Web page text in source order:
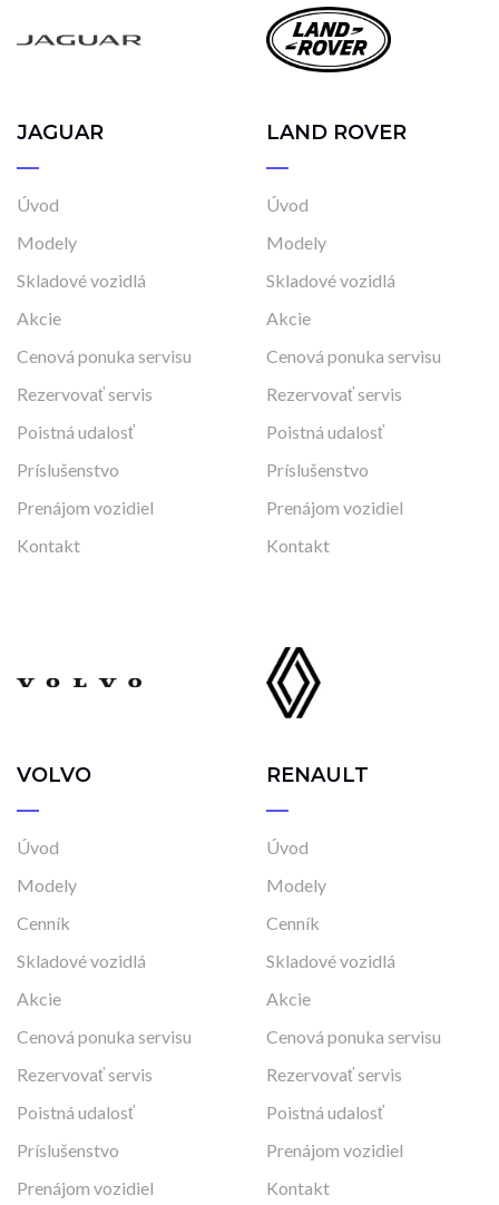
Rok výroby
Cena
52 890 €
Skladom
Vo výrobe
Vo výrobe, s možnosťou meniť konfiguráciu
JAGUAR
Úvod
Modely
Skladové vozidlá
Akcie
Cenová ponuka servisu
Rezervovať servis
Poistná udalosť
Príslušenstvo
Prenájom vozidiel
Kontakt
LAND ROVER
Úvod
Modely
Skladové vozidlá
Akcie
Cenová ponuka servisu
Rezervovať servis
Poistná udalosť
Príslušenstvo
Prenájom vozidiel
Kontakt
VOLVO
Úvod
Modely
Cenník
Skladové vozidlá
Akcie
Cenová ponuka servisu
Rezervovať servis
Poistná udalosť
Príslušenstvo
Prenájom vozidiel
RENAULT
Úvod
Modely
Cenník
Skladové vozidlá
Akcie
Cenová ponuka servisu
Rezervovať servis
Poistná udalosť
Prenájom vozidiel
Kontakt